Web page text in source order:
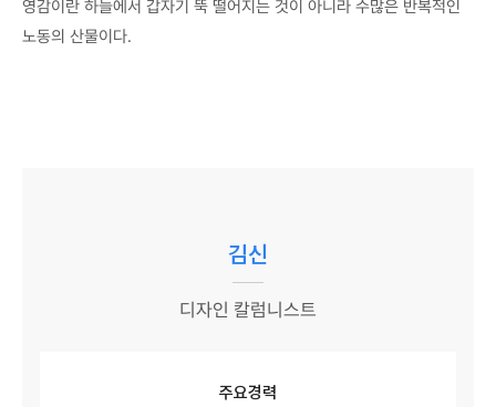
영감이란 하늘에서 갑자기 뚝 떨어지는 것이 아니라 수많은 반복적인
노동의 산물이다.
김신
디자인 칼럼니스트
주요경력